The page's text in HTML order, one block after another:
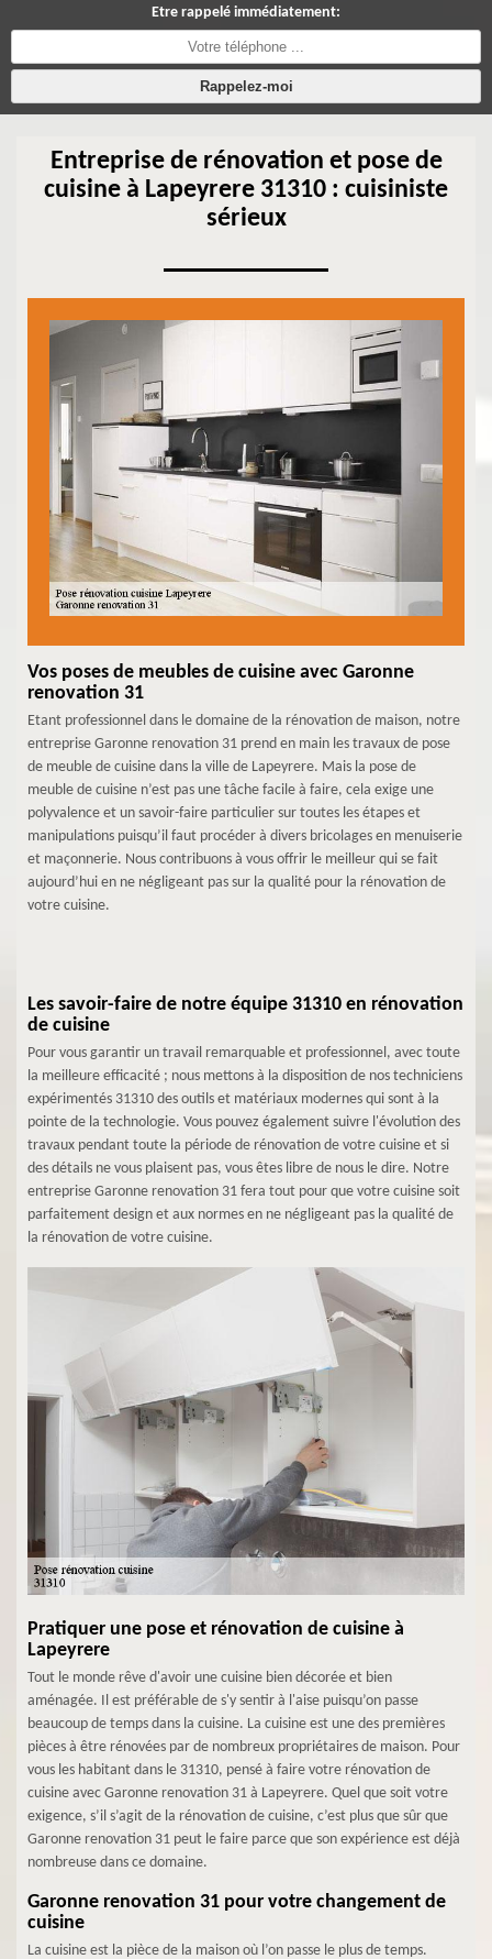
Etre rappelé immédiatement:
Entreprise de rénovation et pose de
cuisine à Lapeyrere 31310 : cuisiniste
sérieux
Vos poses de meubles de cuisine avec Garonne
renovation 31
Etant professionnel dans le domaine de la rénovation de maison, notre
entreprise Garonne renovation 31 prend en main les travaux de pose
de meuble de cuisine dans la ville de Lapeyrere. Mais la pose de
meuble de cuisine n’est pas une tâche facile à faire, cela exige une
polyvalence et un savoir-faire particulier sur toutes les étapes et
manipulations puisqu’il faut procéder à divers bricolages en menuiserie
et maçonnerie. Nous contribuons à vous offrir le meilleur qui se fait
aujourd’hui en ne négligeant pas sur la qualité pour la rénovation de
votre cuisine.
Les savoir-faire de notre équipe 31310 en rénovation
de cuisine
Pour vous garantir un travail remarquable et professionnel, avec toute
la meilleure efficacité ; nous mettons à la disposition de nos techniciens
expérimentés 31310 des outils et matériaux modernes qui sont à la
pointe de la technologie. Vous pouvez également suivre l'évolution des
travaux pendant toute la période de rénovation de votre cuisine et si
des détails ne vous plaisent pas, vous êtes libre de nous le dire. Notre
entreprise Garonne renovation 31 fera tout pour que votre cuisine soit
parfaitement design et aux normes en ne négligeant pas la qualité de
la rénovation de votre cuisine.
Pratiquer une pose et rénovation de cuisine à
Lapeyrere
Tout le monde rêve d'avoir une cuisine bien décorée et bien
aménagée. Il est préférable de s'y sentir à l'aise puisqu’on passe
beaucoup de temps dans la cuisine. La cuisine est une des premières
pièces à être rénovées par de nombreux propriétaires de maison. Pour
vous les habitant dans le 31310, pensé à faire votre rénovation de
cuisine avec Garonne renovation 31 à Lapeyrere. Quel que soit votre
exigence, s’il s’agit de la rénovation de cuisine, c’est plus que sûr que
Garonne renovation 31 peut le faire parce que son expérience est déjà
nombreuse dans ce domaine.
Garonne renovation 31 pour votre changement de
cuisine
La cuisine est la pièce de la maison où l’on passe le plus de temps.